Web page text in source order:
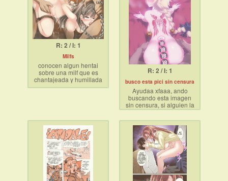
R: 2 / I: 1
Milfs
conocen algun hentai
sobre una milf que es
chantajeada y humillada
sexualmente reiteradas
como esclava sexual?
R: 2 / I: 1
busco esta pici sin censura
Ayudaa xfaaa, ando
buscando esta imagen
sin censura, si alguien la
tiene se lo agradeceria
infinitamente